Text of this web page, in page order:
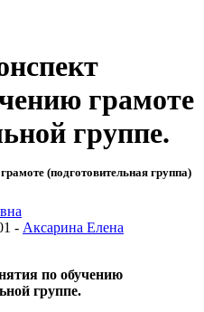
грамоте
группе.
(подготовительная группа)
- Аксарина Елена
по обучению
группе.